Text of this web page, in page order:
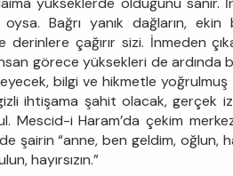
Bağrı yanık dağların,
derinlere çağırır sizi. İnmeden
görece yüksekleri de ardında
bilgi ve hikmetle yoğrulmuş
ihtişama şahit olacak, gerçek
Mescid-i Haram’da çekim
şairin “anne, ben geldim, oğlun,
hayırsızın.”